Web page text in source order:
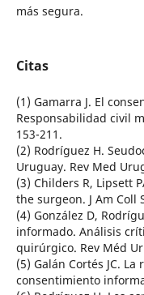
más segura.
Citas
(1) Gamarra J. El
Responsabilidad civil
153-211.
(2) Rodríguez H.
Uruguay. Rev Med
(3) Childers R, Lipsett
the surgeon. J Am Coll
(4) González D,
informado. Análisis
quirúrgico. Rev Méd
(5) Galán Cortés JC.
consentimiento